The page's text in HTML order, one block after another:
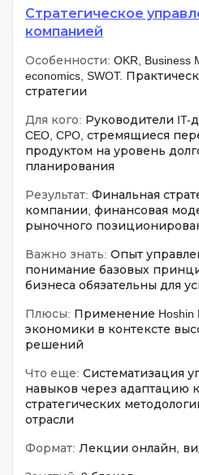
Стратегическое
компанией
Особенности: OKR, Business
economics, SWOT.
стратегии
Для кого: Руководители IT-
CEO, CPO, стремящиеся
продуктом на уровень
планирования
Результат: Финальная
компании, финансовая
рыночного
Важно знать: Опыт
понимание базовых
бизнеса обязательны для
Плюсы: Применение Hoshin
экономики в контексте
решений
Что еще: Систематизация
навыков через адаптацию
стратегических
отрасли
Формат: Лекции онлайн,